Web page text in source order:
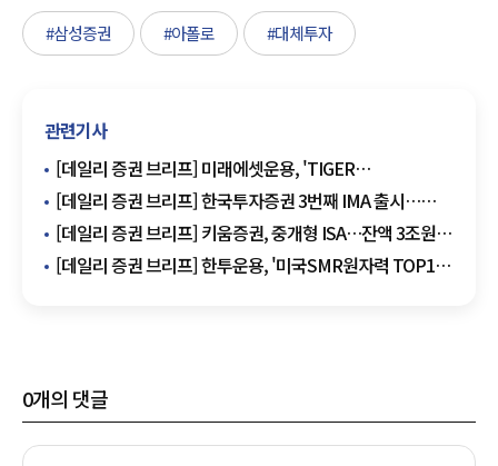
#삼성증권 #아폴로 #대체투자
관련기사
[데일리 증권 브리프] 미래에셋운용, 'TIGER
배당커버드콜액티브' 배당 실시 外
[데일리 증권 브리프] 한국투자증권 3번째 IMA 출시…
3000억원 모집 外
[데일리 증권 브리프] 키움증권, 중개형 ISA…잔액 3조원
돌파 外
[데일리 증권 브리프] 한투운용, '미국SMR원자력 TOP10'
0개의 댓글